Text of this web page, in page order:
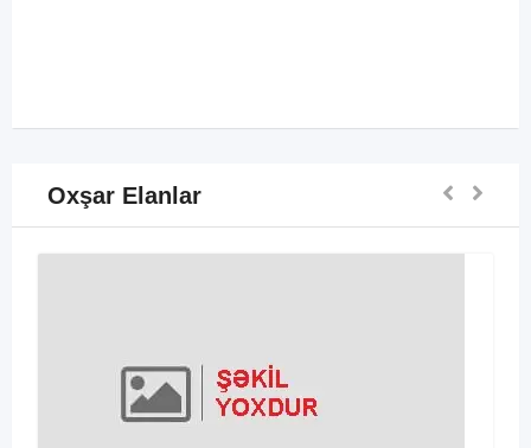
Oxşar Elanlar